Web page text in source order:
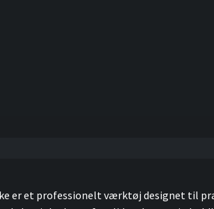
er et professionelt værktøj designet til